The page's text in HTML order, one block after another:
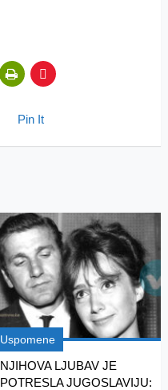
Pin It
Uspomene
NJIHOVA LJUBAV JE
POTRESLA JUGOSLAVIJU: